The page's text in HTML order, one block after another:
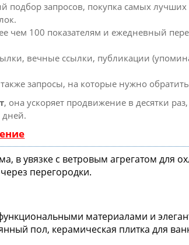
запросов, покупка самых лучших
чем 100 показателям и ежедневный
вечные ссылки, публикации
запросы, на которые нужно
, она ускоряет продвижение в десятки
дней.
в увязке с ветровым агрегатом для
перегородки.
материалами и
пол, керамическая плитка для